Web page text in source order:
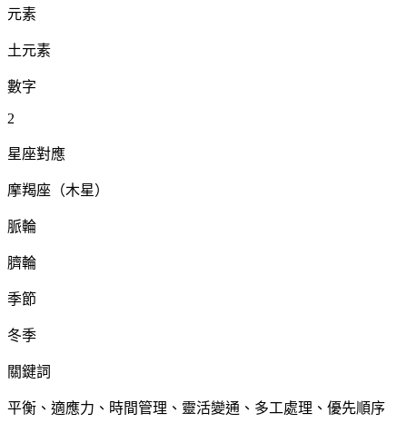
元素
土元素
數字
2
星座對應
摩羯座（木星）
脈輪
臍輪
季節
冬季
關鍵詞
平衡、適應力、時間管理、靈活變通、多工處理、優先順序